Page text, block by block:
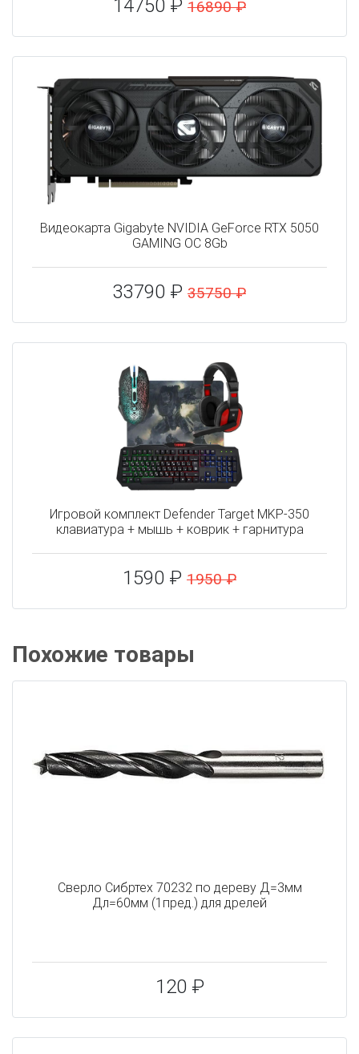
14750 ₽ 16890 ₽
Видеокарта Gigabyte NVIDIA GeForce RTX 5050
GAMING OC 8Gb
33790 ₽ 35750 ₽
Игровой комплект Defender Target MKP-350
клавиатура + мышь + коврик + гарнитура
1590 ₽ 1950 ₽
Похожие товары
Сверло Сибртех 70232 по дереву Д=3мм
Дл=60мм (1пред.) для дрелей
120 ₽